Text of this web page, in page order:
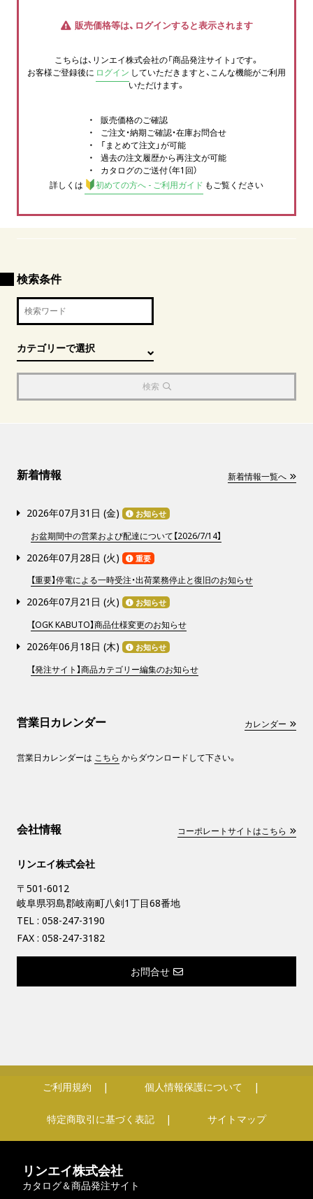
販売価格等は、ログインすると表示されます
こちらは、リンエイ株式会社の「商品発注サイト」です。
お客様ご登録後に ログイン していただきますと、こんな機能がご利用
いただけます。
販売価格のご確認
ご注文・納期ご確認・在庫お問合せ
「まとめて注文」が可能
過去の注文履歴から再注文が可能
カタログのご送付（年1回）
詳しくは
初めての方へ - ご利用ガイド もご覧ください
検索条件
検索
新着情報 新着情報一覧へ
2026年07月31日 (金) お知らせ
お盆期間中の営業および配達について【2026/7/14】
2026年07月28日 (火) 重要
【重要】停電による一時受注・出荷業務停止と復旧のお知らせ
2026年07月21日 (火) お知らせ
【OGK KABUTO】商品仕様変更のお知らせ
2026年06月18日 (木) お知らせ
【発注サイト】商品カテゴリー編集のお知らせ
営業日カレンダー カレンダー
営業日カレンダーは こちら からダウンロードして下さい。
会社情報 コーポレートサイトはこちら
リンエイ株式会社
〒501-6012
岐阜県羽島郡岐南町八剣1丁目68番地
TEL : 058-247-3190
FAX : 058-247-3182
お問合せ
ご利用規約 個人情報保護について
特定商取引に基づく表記 サイトマップ
リンエイ株式会社
カタログ＆商品発注サイト